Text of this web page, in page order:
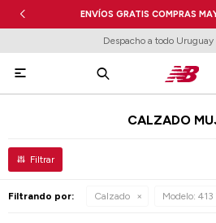
ENVÍOS GRATIS COMPRAS
Despacho a todo Uruguay

CALZADO
Filtrando por: Calzado Modelo: 413